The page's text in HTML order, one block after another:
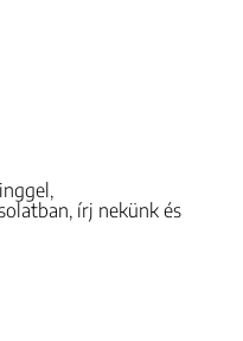
írj nekünk és